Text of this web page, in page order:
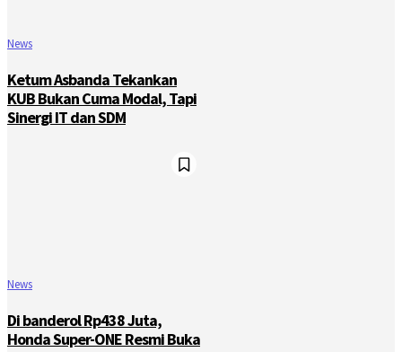
News
Ketum Asbanda Tekankan
KUB Bukan Cuma Modal, Tapi
Sinergi IT dan SDM
News
Di banderol Rp438 Juta,
Honda Super-ONE Resmi Buka